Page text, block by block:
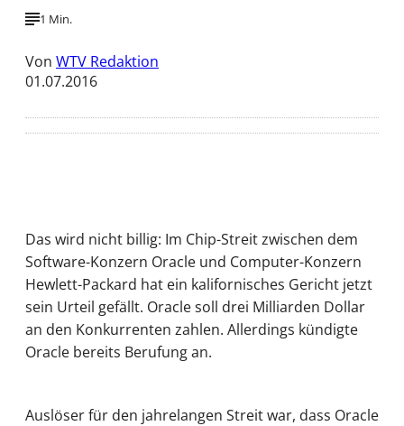
1 Min.
Von WTV Redaktion
01.07.2016
Das wird nicht billig: Im Chip-Streit zwischen dem
Software-Konzern Oracle und Computer-Konzern
Hewlett-Packard hat ein kalifornisches Gericht jetzt
sein Urteil gefällt. Oracle soll drei Milliarden Dollar
an den Konkurrenten zahlen. Allerdings kündigte
Oracle bereits Berufung an.
Auslöser für den jahrelangen Streit war, dass Oracle